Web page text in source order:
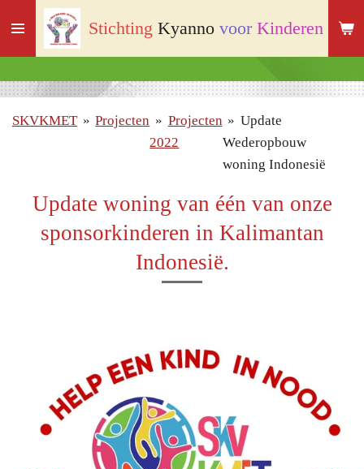
naar
de
Stichting Kyanno voor Kinderenmet
SKVKMET » Projecten » Projecten
2022
» Update
Wederopbouw
woning Indonesië
Update woning van één van onze
sponsorkinderen in Kalimantan
Indonesië.